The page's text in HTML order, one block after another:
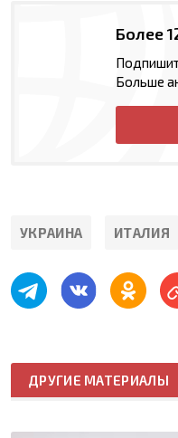
Более
Больше
УКРАИНА ИТАЛИЯ
ДРУГИЕ МАТЕРИАЛЫ